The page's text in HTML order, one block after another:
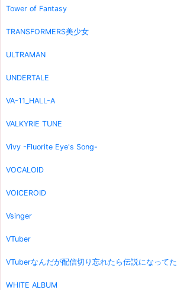
Tower of Fantasy
TRANSFORMERS美少女
ULTRAMAN
UNDERTALE
VA-11_HALL-A
VALKYRIE TUNE
Vivy -Fluorite Eye's Song-
VOCALOID
VOICEROID
Vsinger
VTuber
VTuberなんだが配信切り忘れたら伝説になってた
WHITE ALBUM